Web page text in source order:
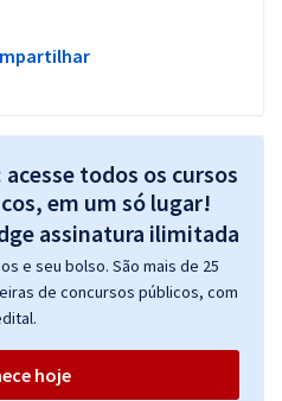
todos os cursos
em um só lugar!
e seu bolso. São mais de 25
de concursos públicos, com
hoje